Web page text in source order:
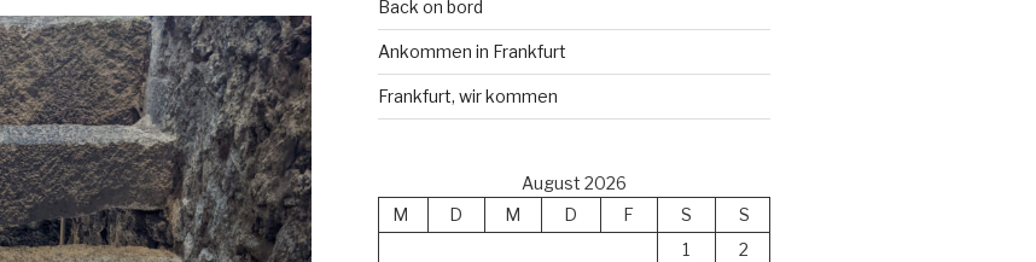
Back on bord
Ankommen in Frankfurt
Frankfurt, wir kommen
August 2026
M
D M D F S
S
1
2